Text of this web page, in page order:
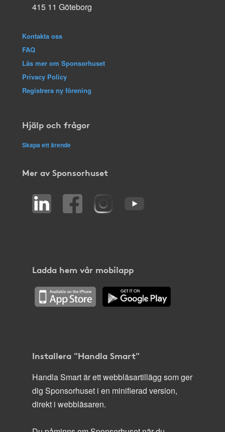
415 11 Göteborg
Kontakta oss
FAQ
Läs mer om Sponsorhuset
Privacy Policy
Registrera ny förening
Hjälp och frågor
Skapa ett ärende
Mer av Sponsorhuset
Ladda hem vår mobilapp
Installera "Handla Smart"
Handla Smart är ett webbläsartillägg som ger
dig Sponsorhuset i en minifierad version,
direkt i webbläsaren.